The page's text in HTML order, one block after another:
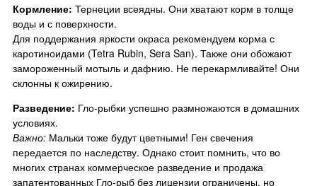
Кормление: Тернеции всеядны. Они хватают корм в толще
воды и с поверхности.
Для поддержания яркости окраса рекомендуем корма с
каротиноидами (Tetra Rubin, Sera San). Также они обожают
замороженный мотыль и дафнию. Не перекармливайте! Они
склонны к ожирению.
Разведение: Гло-рыбки успешно размножаются в домашних
условиях.
Важно: Мальки тоже будут цветными! Ген свечения
передается по наследству. Однако стоит помнить, что во
многих странах коммерческое разведение и продажа
запатентованных Гло-рыб без лицензии ограничены, но